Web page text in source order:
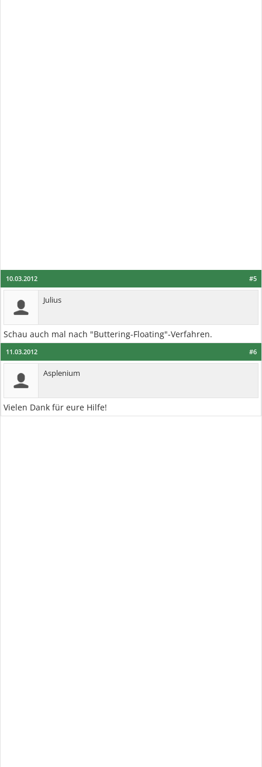
#5
10.03.2012
Julius
Schau auch mal nach "Buttering-Floating"-Verfahren.
#6
11.03.2012
Asplenium
Vielen Dank für eure Hilfe!